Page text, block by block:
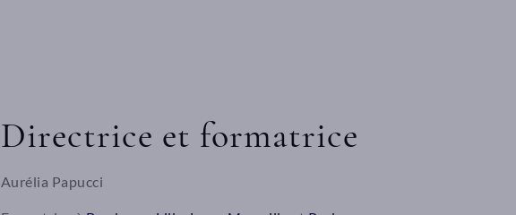
Directrice et formatrice
Aurélia Papucci
Formateur